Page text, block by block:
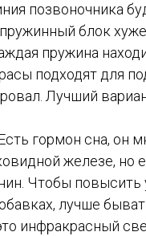
позвоночника
блок
пружина
подходят для
Лучший
Есть гормон сна, он
железе, но
Чтобы
лучше
инфракрасный